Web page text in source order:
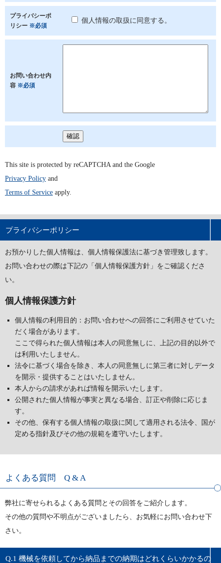
プライバシーポ
リシー ※必須
個人情報の取扱に同意する。
お問い合わせ内
容 ※必須
This site is protected by reCAPTCHA and the Google
Privacy Policy and
Terms of Service apply.
プライバシーポリシー
お預かりした個人情報は、個人情報保護法に基づき管理致します。
お問い合わせの際は下記の「個人情報保護方針」をご確認くださ
い。
個人情報保護方針
個人情報の利用目的：お問い合わせへの回答にご利用させていた
だく場合があります。
ここで得られた個人情報は本人の同意無しに、上記の目的以外で
は利用いたしません。
法令に基づく場合を除き、本人の同意無しに第三者に対しデータ
を開示・提供することはいたしません。
本人からの請求があれば情報を開示いたします。
公開された個人情報が事実と異なる場合、訂正や削除に応じま
す。
その他、保有する個人情報の取扱に関して適用される法令、国が
定める指針及びその他の規範を遵守いたします。
よくある質問 Q & A
弊社に寄せられるよくある質問とその回答をご紹介します。
その他の質問や不明点がございましたら、お気軽にお問い合わせ下
さい。
Q.1 機械を依頼してから納品までの納期はどれくらいかかるの